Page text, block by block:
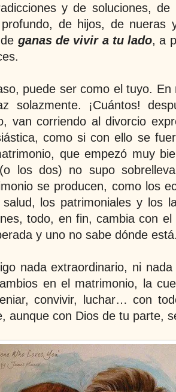
y de soluciones,
de hijos, de nueras
ganas de vivir a tu lado, a
puede ser como el tuyo.
solazmente. ¡Cuántos!
van corriendo al divorcio
como si con ello se
que empezó muy
los dos) no supo
se producen, como los
los patrimoniales y los
todo, en fin, cambia con
y uno no sabe dónde
nada extraordinario, ni
en el matrimonio, la
convivir, luchar… con
aunque con Dios de tu parte,